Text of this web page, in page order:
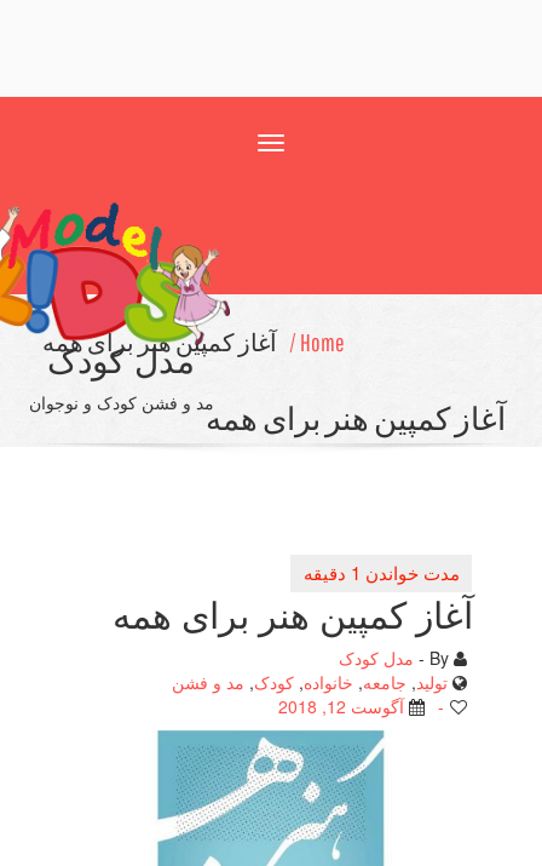
مدل کودک
مد و فشن کودک و نوجوان
آغاز كمپین هنر برای همه
هنر برای همه
كمپین هنر برای همه
مدل کودک
,خانواده ,کودک,مد و فشن
آگوست 12, 2018